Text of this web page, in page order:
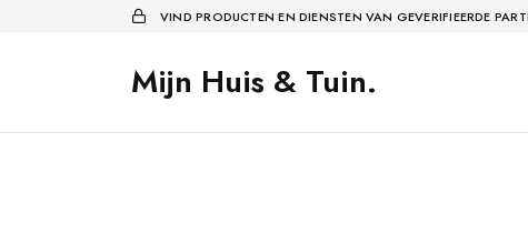
VIND PRODUCTEN EN DIENSTEN VAN GEVERIFIEERDE
Mijn Huis & Tuin.